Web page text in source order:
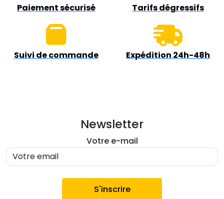
Paiement sécurisé Tarifs dégressifs
Suivi de commande Expédition 24h-48h
Newsletter
Votre e-mail